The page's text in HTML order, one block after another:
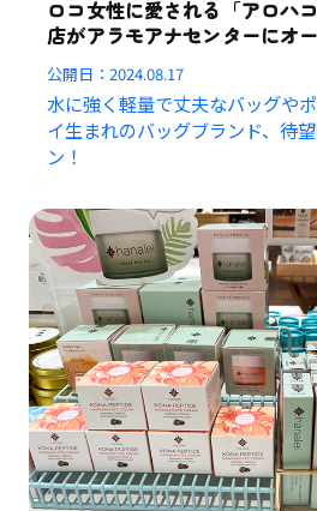
ロコ女性に愛される「アロハ
店がアラモアナセンターにオ
公開日：2024.08.17
水に強く軽量で丈夫なバッグや
イ生まれのバッグブランド、待
ン！